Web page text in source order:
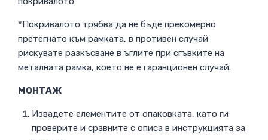
*Покривалото трябва да не бъде прекомерно
претегнато към рамката, в противен случай
рискувате разкъсване в ъглите при сгъвките на
металната рамка, което не е гаранционен случай.
МОНТАЖ
Извадете елементите от опаковката, като ги
проверите и сравните с описа в инструкцията за